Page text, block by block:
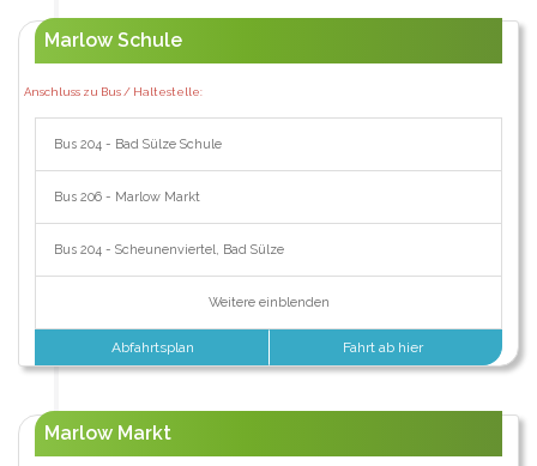
Marlow Schule
Anschluss zu Bus / Haltestelle:
Bus 204 - Bad Sülze Schule
Bus 206 - Marlow Markt
Bus 204 - Scheunenviertel, Bad Sülze
Weitere einblenden
Abfahrtsplan Fahrt ab hier
Marlow Markt